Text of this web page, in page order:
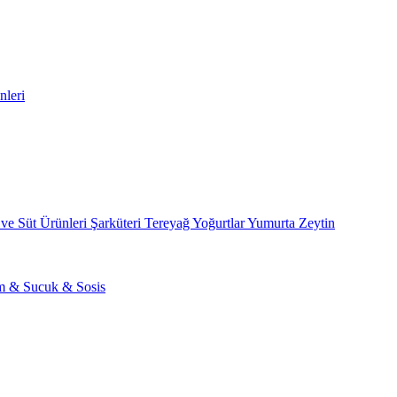
Süt Ürünleri Şarküteri TereyağYoğurtlarYumurta Zeytin
& Sucuk & Sosis